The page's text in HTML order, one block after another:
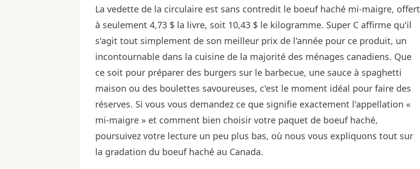
La vedette de la circulaire est sans contredit le boeuf haché mi-maigre, offert
à seulement 4,73 $ la livre, soit 10,43 $ le kilogramme. Super C affirme qu'il
s'agit tout simplement de son meilleur prix de l'année pour ce produit, un
incontournable dans la cuisine de la majorité des ménages canadiens. Que
ce soit pour préparer des burgers sur le barbecue, une sauce à spaghetti
maison ou des boulettes savoureuses, c'est le moment idéal pour faire des
réserves. Si vous vous demandez ce que signifie exactement l'appellation «
mi-maigre » et comment bien choisir votre paquet de boeuf haché,
poursuivez votre lecture un peu plus bas, où nous vous expliquons tout sur
la gradation du boeuf haché au Canada.